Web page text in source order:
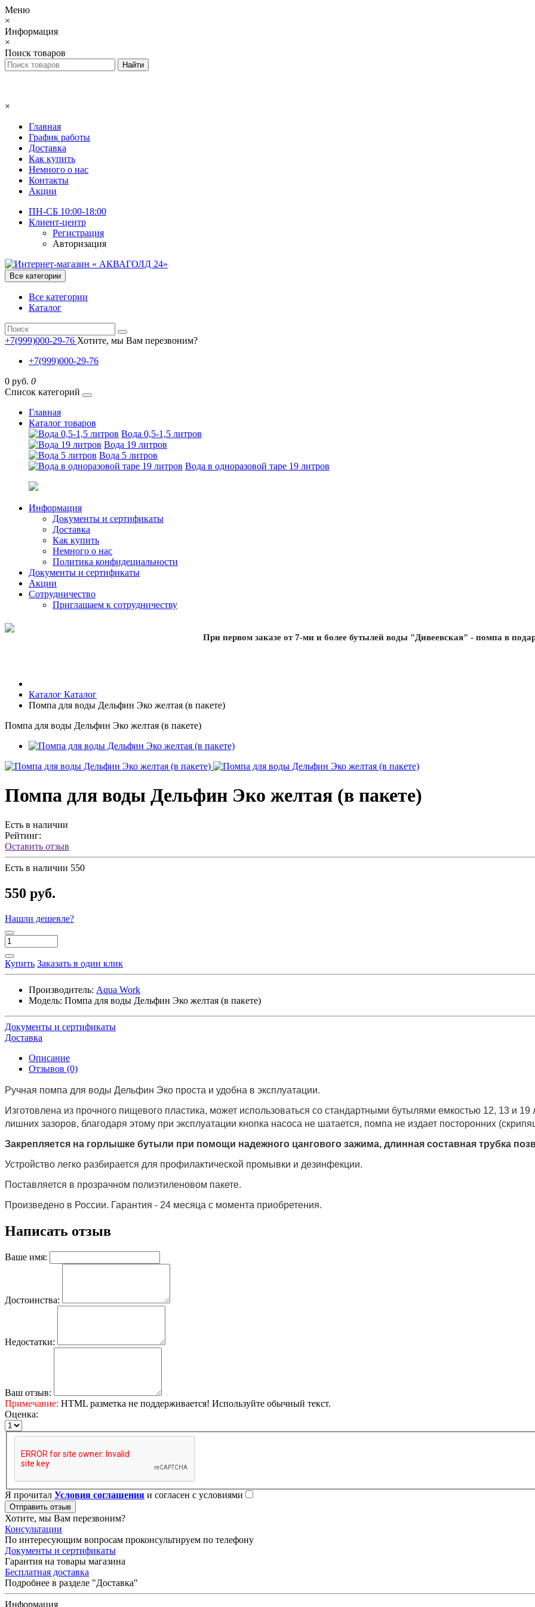
Меню
×
Информация
×
Поиск товаров
×
Главная
График работы
Доставка
Как купить
Немного о нас
Контакты
Акции
ПН-СБ 10:00-18:00
Клиент-центр
Регистрация
Авторизация
Все категории
Все категории
Каталог
+7(999)000-29-76 Хотите, мы Вам перезвоним?
+7(999)000-29-76
0 руб. 0
Список категорий
Главная
Каталог товаров
Вода 0,5-1,5 литров
Вода 19 литров
Вода 5 литров
Вода в одноразовой таре 19 литров
Информация
Документы и сертификаты
Доставка
Как купить
Немного о нас
Политика конфидециальности
Документы и сертификаты
Акции
Сотрудничество
Приглашаем к сотрудничеству
При первом заказе от 7-ми и более бутылей воды "Дивеевская" - помпа в
Каталог Каталог
Помпа для воды Дельфин Эко желтая (в пакете)
Помпа для воды Дельфин Эко желтая (в пакете)
Помпа для воды Дельфин Эко желтая (в пакете)
Есть в наличии
Рейтинг:
Оставить отзыв
Есть в наличии 550
550 руб.
Нашли дешевле?
Купить Заказать в один клик
Производитель: Aqua Work
Модель: Помпа для воды Дельфин Эко желтая (в пакете)
Документы и сертификаты
Доставка
Описание
Отзывов (0)
Ручная помпа для воды Дельфин Эко проста и удобна в эксплуатации.
Изготовлена из прочного пищевого пластика, может использоваться со стандартными бутылями емкостью 12, 13 и 19
лишних зазоров, благодаря этому при эксплуатации кнопка насоса не шатается, помпа не издает посторонних
Закрепляется на горлышке бутыли при помощи надежного цангового зажима, длинная составная трубка
Устройство легко разбирается для профилактической промывки и дезинфекции.
Поставляется в прозрачном полиэтиленовом пакете.
Произведено в России. Гарантия - 24 месяца с момента приобретения.
Написать отзыв
Ваше имя:
Достоинства:
Недостатки:
Ваш отзыв:
Примечание: HTML разметка не поддерживается! Используйте обычный текст.
Оценка:
Я прочитал Условия соглашения и согласен с условиями
Отправить отзыв
Хотите, мы Вам перезвоним?
Консультации
По интересующим вопросам проконсультируем по телефону
Документы и сертификаты
Гарантия на товары магазина
Бесплатная доставка
Подробнее в разделе "Доставка"
Информация